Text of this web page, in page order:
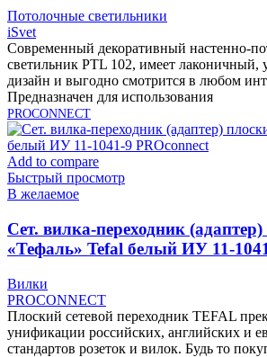
Потолочные светильники
iSvet
Современный декоративный настенно-
светильник PTL 102, имеет лаконичный,
дизайн и выгодно смотрится в любом
Предназначен для использования
PROCONNECT
Add to compare
Быстрый просмотр
В желаемое
Cет. вилка-переходник
«Тефаль» Tefal белый ИУ 11-
Вилки
PROCONNECT
Плоский сетевой переходник TEFAL
унификации российских, английских и
стандартов розеток и вилок. Будь то